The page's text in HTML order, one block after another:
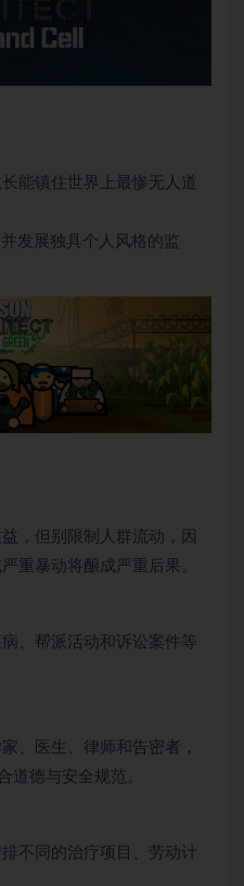
能镇住世界上最惨无人道
发展独具个人风格的监
，但别限制人群流动，因
重暴动将酿成严重后果。
、帮派活动和诉讼案件等
、医生、律师和告密者，
道德与安全规范。
不同的治疗项目、劳动计